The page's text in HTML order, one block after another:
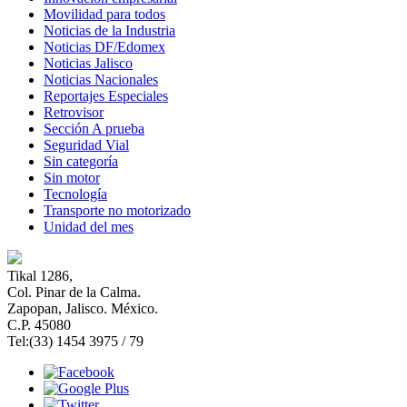
Movilidad para todos
Noticias de la Industria
Noticias DF/Edomex
Noticias Jalisco
Noticias Nacionales
Reportajes Especiales
Retrovisor
Sección A prueba
Seguridad Vial
Sin categoría
Sin motor
Tecnología
Transporte no motorizado
Unidad del mes
Tikal 1286,
Col. Pinar de la Calma.​
Zapopan, Jalisco. México.
C.P. 45080​
Tel:(33) 1454 3975 / 79